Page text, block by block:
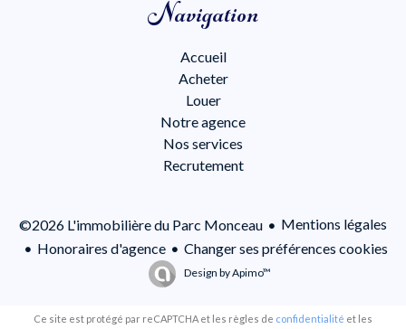
Navigation
Accueil
Acheter
Louer
Notre agence
Nos services
Recrutement
©2026 L'immobilière du Parc Monceau
Mentions légales
Honoraires d'agence
Changer ses préférences cookies
Design byApimo™
Ce site est protégé par reCAPTCHA et les règles de confidentialité et les